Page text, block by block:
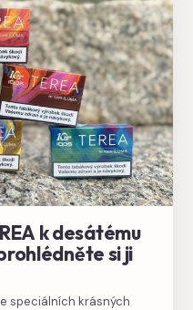
k desátému
si ji
speciálních krásných